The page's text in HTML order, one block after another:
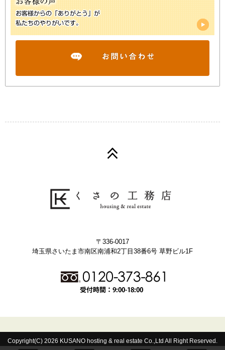
〒336-0017
埼玉県さいたま市南区南浦和2丁目38番6号 草野ビル1F
Copyright(C) 2026 KUSANO hosting & real estate Co.,Ltd All Right Reserved.